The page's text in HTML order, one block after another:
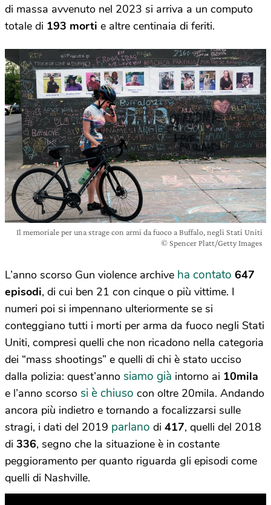
di massa avvenuto nel 2023 si arriva a un computo
totale di 193 morti e altre centinaia di feriti.
Il memoriale per una strage con armi da fuoco a Buffalo, negli Stati Uniti
© Spencer Platt/Getty Images
L’anno scorso Gun violence archive ha contato 647
episodi, di cui ben 21 con cinque o più vittime. I
numeri poi si impennano ulteriormente se si
conteggiano tutti i morti per arma da fuoco negli Stati
Uniti, compresi quelli che non ricadono nella categoria
dei “mass shootings” e quelli di chi è stato ucciso
dalla polizia: quest’anno siamo già intorno ai 10mila
e l’anno scorso si è chiuso con oltre 20mila. Andando
ancora più indietro e tornando a focalizzarsi sulle
stragi, i dati del 2019 parlano di 417, quelli del 2018
di 336, segno che la situazione è in costante
peggioramento per quanto riguarda gli episodi come
quelli di Nashville.